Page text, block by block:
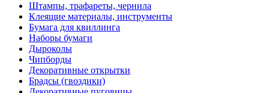
Штампы, трафареты, чернила
Клеящие материалы, инструменты
Бумага для квиллинга
Наборы бумаги
Дыроколы
Чипборды
Декоративные открытки
Брадсы (гвоздики)